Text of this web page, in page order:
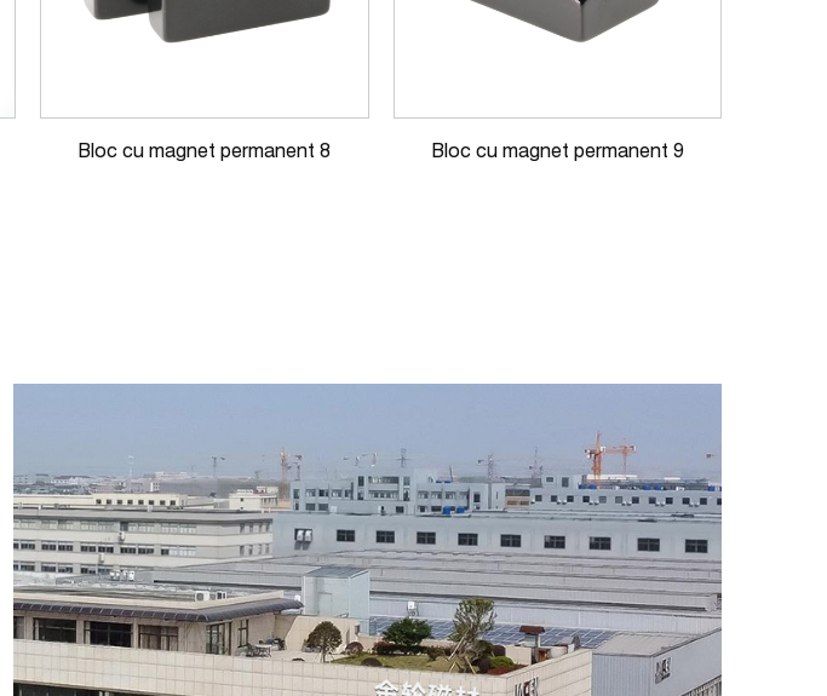
Bloc cu magnet permanent 8 Bloc cu magnet permanent 9